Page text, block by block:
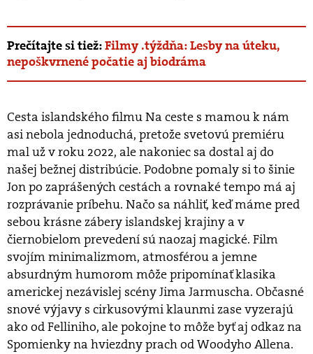
Prečítajte si tiež:Filmy .týždňa: Lesby na úteku,
nepoškvrnené počatie aj biodráma
Cesta islandského filmu Na ceste s mamou k nám
asi nebola jednoduchá, pretože svetovú premiéru
mal už v roku 2022, ale nakoniec sa dostal aj do
našej bežnej distribúcie. Podobne pomaly si to šinie
Jon po zaprášených cestách a rovnaké tempo má aj
rozprávanie príbehu. Načo sa náhliť, keď máme pred
sebou krásne zábery islandskej krajiny a v
čiernobielom prevedení sú naozaj magické. Film
svojím minimalizmom, atmosférou a jemne
absurdným humorom môže pripomínať klasika
americkej nezávislej scény Jima Jarmuscha. Občasné
snové výjavy s cirkusovými klaunmi zase vyzerajú
ako od Felliniho, ale pokojne to môže byť aj odkaz na
Spomienky na hviezdny prach od Woodyho Allena.